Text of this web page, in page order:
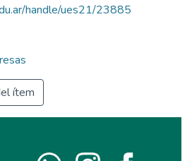
handle/ues21/23885
ítem